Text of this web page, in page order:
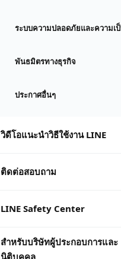
ระบบความปลอดภัยและความเ
พันธมิตรทางธุรกิจ
ประกาศอื่นๆ
วิดีโอแนะนำวิธีใช้งาน LINE
ติดต่อสอบถาม
LINE Safety Center
สำหรับบริษัทผู้ประกอบการและ
นิติบุคคล